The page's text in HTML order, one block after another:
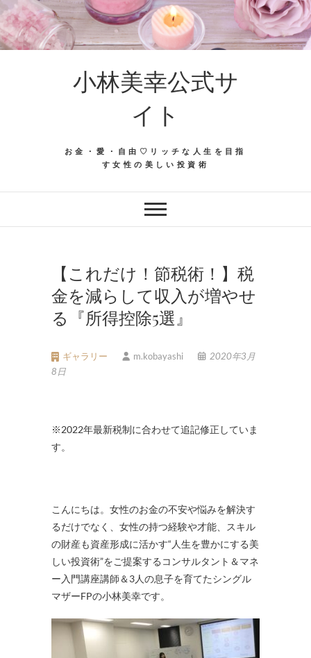
Skip
to
content
小林美幸公式サ
イト
お金・愛・自由♡リッチな人生を目指
す女性の美しい投資術
【これだけ！節税術！】税
金を減らして収入が増やせ
る『所得控除5選』
ギャラリー m.kobayashi
2020年3月
8日
※2022年最新税制に合わせて追記修正していま
す。
こんにちは。女性のお金の不安や悩みを解決す
るだけでなく、女性の持つ経験や才能、スキル
の財産も資産形成に活かす“人生を豊かにする美
しい投資術”をご提案するコンサルタント＆マネ
ー入門講座講師＆3人の息子を育てたシングル
マザーFPの小林美幸です。